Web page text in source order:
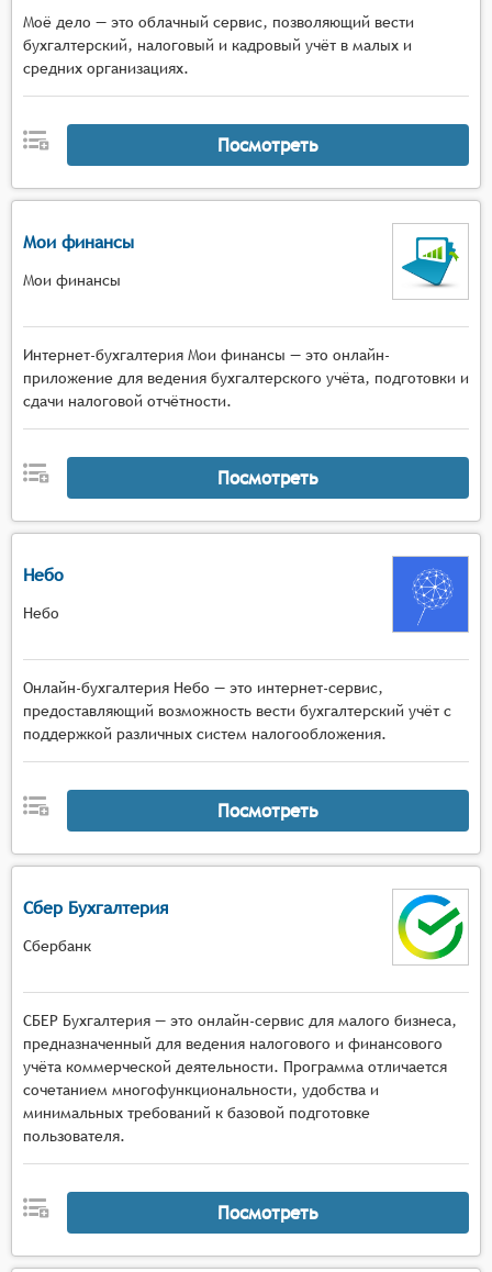
Моё дело — это облачный сервис, позволяющий вести
бухгалтерский, налоговый и кадровый учёт в малых и
средних организациях.
Посмотреть
Мои финансы
Мои финансы
Интернет-бухгалтерия Мои финансы — это онлайн-
приложение для ведения бухгалтерского учёта, подготовки и
сдачи налоговой отчётности.
Посмотреть
Небо
Небо
Онлайн-бухгалтерия Небо — это интернет-сервис,
предоставляющий возможность вести бухгалтерский учёт с
поддержкой различных систем налогообложения.
Посмотреть
Сбер Бухгалтерия
Сбербанк
СБЕР Бухгалтерия — это онлайн-сервис для малого бизнеса,
предназначенный для ведения налогового и финансового
учёта коммерческой деятельности. Программа отличается
сочетанием многофункциональности, удобства и
минимальных требований к базовой подготовке
пользователя.
Посмотреть